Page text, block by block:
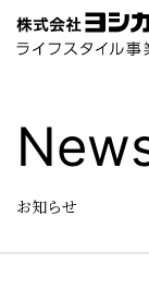
お知らせ